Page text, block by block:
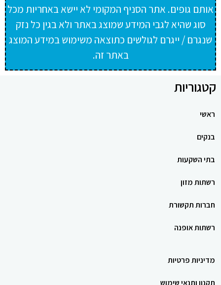
אותם גופים. אתר הסניף המקומי לא יישא באחריות מכל
סוג שהיא לגבי המידע שמוצג באתר ולא בגין כל נזק
שנגרם / ייגרם לגולשים כתוצאה משימוש במידע המוצג
באתר זה.
קטגוריות
ראשי
בנקים
בתי השקעות
רשתות מזון
חברות תקשורת
רשתות אופנה
מדיניות פרטיות